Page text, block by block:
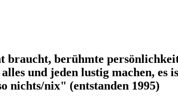
berühmte
und jeden lustig machen, es
nichts/nix" (entstanden 1995)